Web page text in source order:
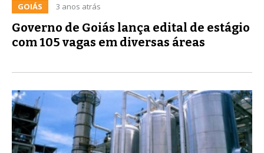
GOIÁS 3 anos atrás
Governo de Goiás lança edital de estágio
com 105 vagas em diversas áreas